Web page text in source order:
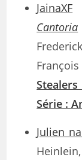
JainaXF
Cantoria
Série :
Julien